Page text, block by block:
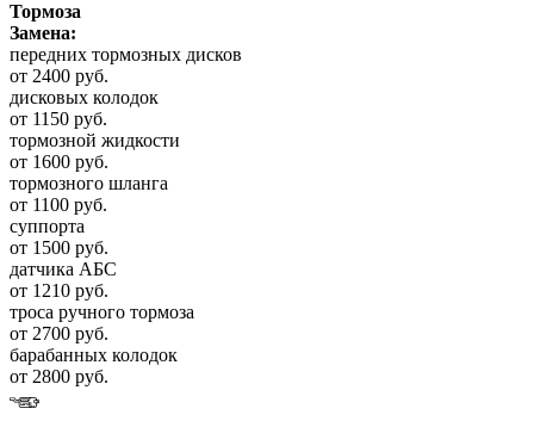
Тормоза
Замена:
передних тормозных дисков
от 2400 руб.
дисковых колодок
от 1150 руб.
тормозной жидкости
от 1600 руб.
тормозного шланга
от 1100 руб.
суппорта
от 1500 руб.
датчика АБС
от 1210 руб.
троса ручного тормоза
от 2700 руб.
барабанных колодок
от 2800 руб.